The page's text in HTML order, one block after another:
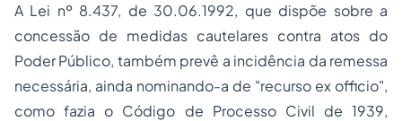
A Lei nº 8.437, de 30.06.1992, que dispõe sobre a
concessão de medidas cautelares contra atos do
Poder Público, também prevê a incidência da remessa
necessária, ainda nominando-a de "recurso ex officio",
como fazia o Código de Processo Civil de 1939,